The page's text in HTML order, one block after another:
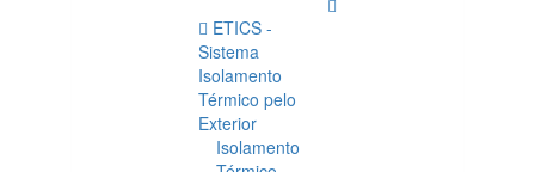
ETICS -
Sistema
Isolamento
Térmico pelo
Exterior
Isolamento